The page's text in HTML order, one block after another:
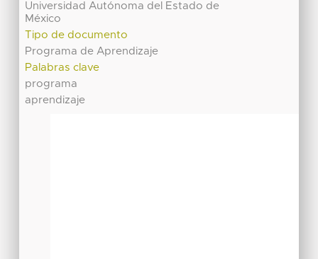
Universidad Autónoma del Estado de
México
Tipo de documento
Programa de Aprendizaje
Palabras clave
programa
aprendizaje